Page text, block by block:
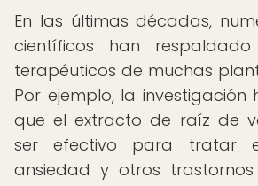
En las últimas décadas,
científicos han
terapéuticos de muchas
Por ejemplo, la
que el extracto de raíz de
ser efectivo para tratar
ansiedad y otros trastornos